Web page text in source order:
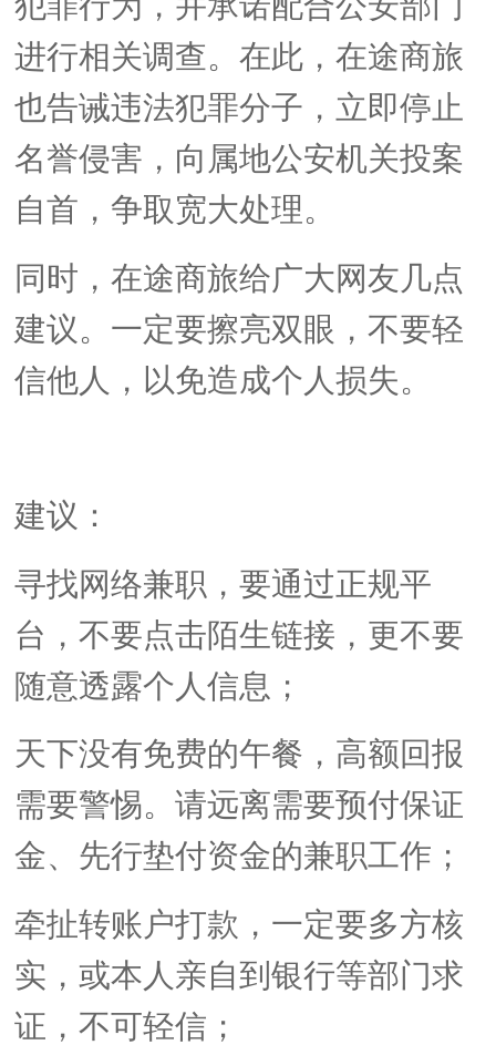
进行相关调查。在此，在途商旅
也告诫违法犯罪分子，立即停止
名誉侵害，向属地公安机关投案
自首，争取宽大处理。
同时，在途商旅给广大网友几点
建议。一定要擦亮双眼，不要轻
信他人，以免造成个人损失。
建议：
寻找网络兼职，要通过正规平
台，不要点击陌生链接，更不要
随意透露个人信息；
天下没有免费的午餐，高额回报
需要警惕。请远离需要预付保证
金、先行垫付资金的兼职工作；
牵扯转账户打款，一定要多方核
实，或本人亲自到银行等部门求
证，不可轻信；